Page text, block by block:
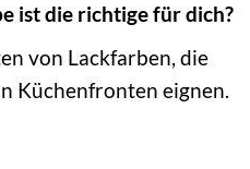
ist die richtige für dich?
von Lackfarben, die
Küchenfronten eignen.